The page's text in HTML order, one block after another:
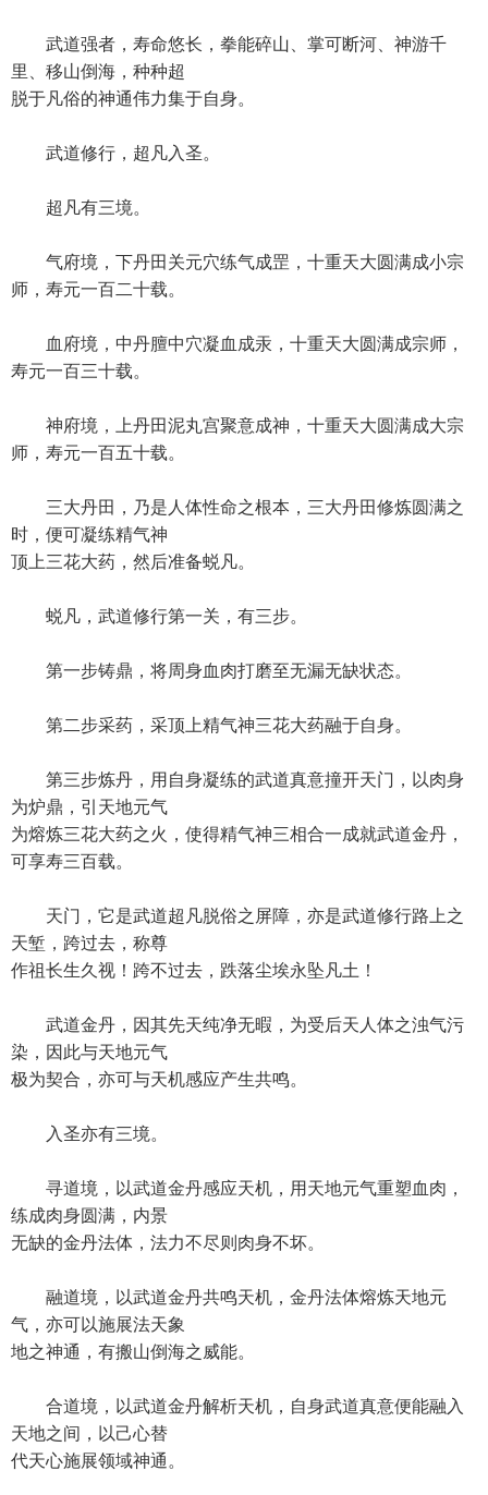
武道强者，寿命悠长，拳能碎山、掌可断河、神游千
里、移山倒海，种种超
脱于凡俗的神通伟力集于自身。
武道修行，超凡入圣。
超凡有三境。
气府境，下丹田关元穴练气成罡，十重天大圆满成小宗
师，寿元一百二十载。
血府境，中丹膻中穴凝血成汞，十重天大圆满成宗师，
寿元一百三十载。
神府境，上丹田泥丸宫聚意成神，十重天大圆满成大宗
师，寿元一百五十载。
三大丹田，乃是人体性命之根本，三大丹田修炼圆满之
时，便可凝练精气神
顶上三花大药，然后准备蜕凡。
蜕凡，武道修行第一关，有三步。
第一步铸鼎，将周身血肉打磨至无漏无缺状态。
第二步采药，采顶上精气神三花大药融于自身。
第三步炼丹，用自身凝练的武道真意撞开天门，以肉身
为炉鼎，引天地元气
为熔炼三花大药之火，使得精气神三相合一成就武道金丹，
可享寿三百载。
天门，它是武道超凡脱俗之屏障，亦是武道修行路上之
天堑，跨过去，称尊
作祖长生久视！跨不过去，跌落尘埃永坠凡土！
武道金丹，因其先天纯净无暇，为受后天人体之浊气污
染，因此与天地元气
极为契合，亦可与天机感应产生共鸣。
入圣亦有三境。
寻道境，以武道金丹感应天机，用天地元气重塑血肉，
练成肉身圆满，内景
无缺的金丹法体，法力不尽则肉身不坏。
融道境，以武道金丹共鸣天机，金丹法体熔炼天地元
气，亦可以施展法天象
地之神通，有搬山倒海之威能。
合道境，以武道金丹解析天机，自身武道真意便能融入
天地之间，以己心替
代天心施展领域神通。